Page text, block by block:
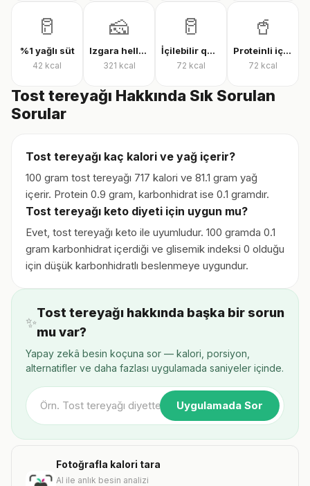
🥛
%1 yağlı süt
42 kcal
🧀
Izgara hellim
321 kcal
🥛
İçilebilir quark
72 kcal
🥤
Proteinli içilebilir quark
72 kcal
Tost tereyağı Hakkında Sık Sorulan
Sorular
Tost tereyağı kaç kalori ve yağ içerir?
100 gram tost tereyağı 717 kalori ve 81.1 gram yağ
içerir. Protein 0.9 gram, karbonhidrat ise 0.1 gramdır.
Tost tereyağı keto diyeti için uygun mu?
Evet, tost tereyağı keto ile uyumludur. 100 gramda 0.1
gram karbonhidrat içerdiği ve glisemik indeksi 0 olduğu
için düşük karbonhidratlı beslenmeye uygundur.
✨
Tost tereyağı hakkında başka bir sorun
mu var?
Yapay zekâ besin koçuna sor — kalori, porsiyon,
alternatifler ve daha fazlası uygulamada saniyeler içinde.
Uygulamada Sor
Fotoğrafla kalori tara
AI ile anlık besin analizi